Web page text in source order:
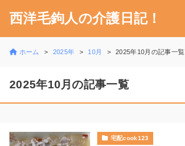
西洋毛鉤人の介護日記！
ホーム 2025年 10月 2025年10月の記事一覧
2025年10月の記事一覧
宅配cook123